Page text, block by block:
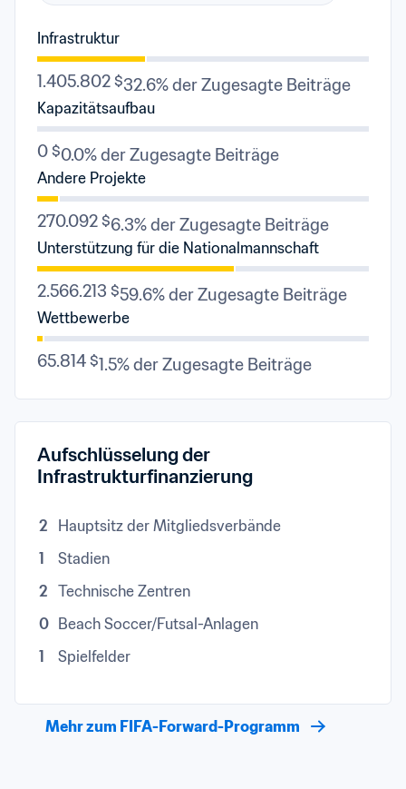
Infrastruktur
1.405.802 $32.6% der Zugesagte Beiträge
Kapazitätsaufbau
0 $0.0% der Zugesagte Beiträge
Andere Projekte
270.092 $6.3% der Zugesagte Beiträge
Unterstützung für die Nationalmannschaft
2.566.213 $59.6% der Zugesagte Beiträge
Wettbewerbe
65.814 $1.5% der Zugesagte Beiträge
Aufschlüsselung der
Infrastrukturfinanzierung
2
Hauptsitz der Mitgliedsverbände
1
Stadien
2 Technische Zentren
0
Beach Soccer/Futsal-Anlagen
1
Spielfelder
Mehr zum FIFA-Forward-Programm